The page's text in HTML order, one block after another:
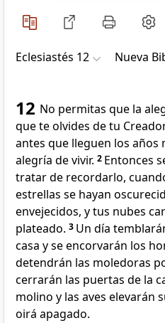
Eclesiastés 12 Nueva
12 No permitas que la
que te olvides de tu
antes que lleguen los años
alegría de vivir. 2 Entonces
tratar de recordarlo,
estrellas se hayan
envejecidos, y tus nubes
plateado. 3 Un día
casa y se encorvarán los
detendrán las moledoras
cerrarán las puertas de la
molino y las aves elevarán
oirá apagado.